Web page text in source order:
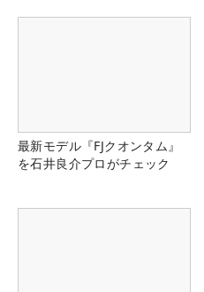
最新モデル『FJクオンタム』
を石井良介プロがチェック